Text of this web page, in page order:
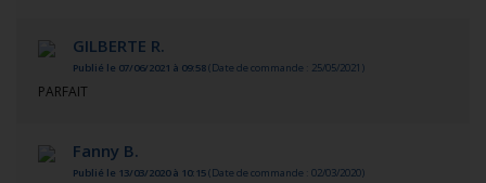
GILBERTE R.
Publié le 07/06/2021 à 09:58(Date de commande : 25/05/2021)
PARFAIT
Fanny B.
Publié le 13/03/2020 à 10:15(Date de commande : 02/03/2020)